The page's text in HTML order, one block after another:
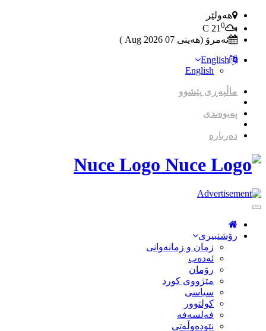
هەولێر
21 0
ئەمرۆ (هەینی 07 2026 Aug )
English
English
ماڵپەڕی پێشوو
پەیوەندی
دەربارە
Nuce Logo
Toggle
Navigation
رۆشنبیری
زمان و زمانه‌وانی
ئەدەب
رۆمان
مێژووى کورد
سیاسى
کولتوور
فەلسەفە
نێودەوڵەتی